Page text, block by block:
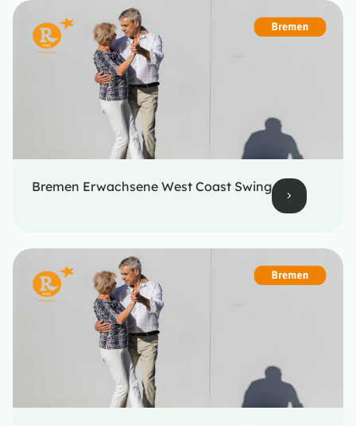
Bremen Erwachsene West Coast Swing